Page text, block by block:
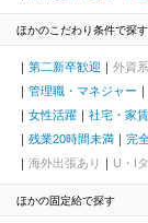
ほかのこだわり条件で探す
第二新卒歓迎 外資
管理職・マネジャー
女性活躍
社宅・家
残業20時間未満
完
海外出張あり
U・I
ほかの固定給で探す